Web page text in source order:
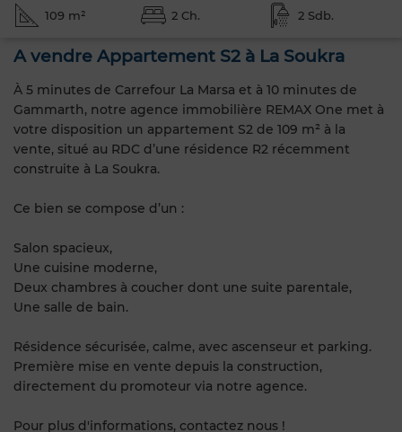
109 m² 2 Ch. 2 Sdb.
A vendre Appartement S2 à La Soukra
À 5 minutes de Carrefour La Marsa et à 10 minutes de
Gammarth, notre agence immobilière REMAX One met à
votre disposition un appartement S2 de 109 m² à la
vente, situé au RDC d’une résidence R2 récemment
construite à La Soukra.
Ce bien se compose d’un :
Salon spacieux,
Une cuisine moderne,
Deux chambres à coucher dont une suite parentale,
Une salle de bain.
Résidence sécurisée, calme, avec ascenseur et parking.
Première mise en vente depuis la construction,
directement du promoteur via notre agence.
Pour plus d'informations, contactez nous !